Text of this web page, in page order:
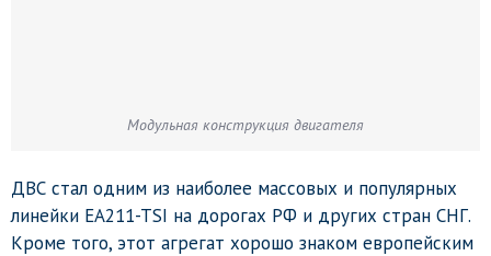
Модульная конструкция двигателя
ДВС стал одним из наиболее массовых и популярных
линейки EA211-TSI на дорогах РФ и других стран СНГ.
Кроме того, этот агрегат хорошо знаком европейским